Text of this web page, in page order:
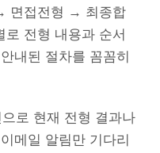
면접전형 → 최종합
로 전형 내용과 순서
내된 절차를 꼼꼼히
로 현재 전형 결과나
메일 알림만 기다리